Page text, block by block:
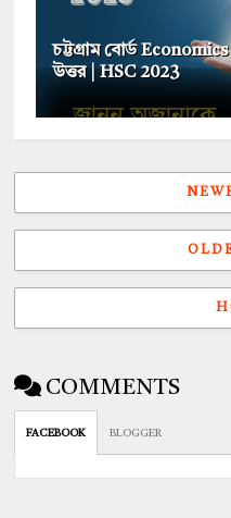
চট্টগ্রাম বোর্ড
উত্তর | HSC 2023
COMMENTS
FACEBOOK BLOGGER